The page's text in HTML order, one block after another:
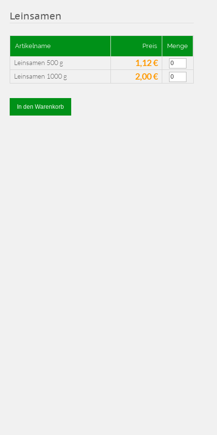
Leinsamen
Artikelname Preis Menge
Leinsamen 500 g 1,12 €
Leinsamen 1000 g 2,00 €
In den Warenkorb